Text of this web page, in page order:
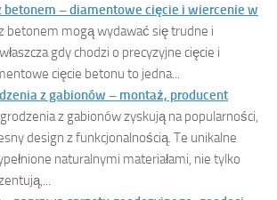
betonem – diamentowe cięcie i wiercenie w
betonem mogą wydawać się trudne i
gdy chodzi o precyzyjne cięcie i
cięcie betonu to jedna...
z gabionów – montaż, producent
z gabionów zyskują na popularności,
design z funkcjonalnością. Te unikalne
naturalnymi materiałami, nie tylko